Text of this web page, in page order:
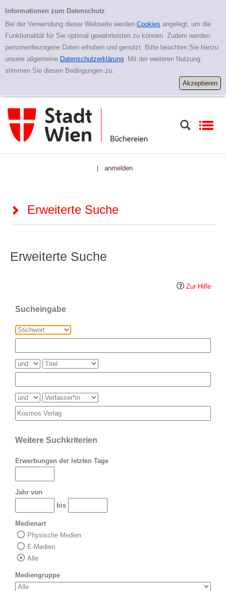
Erweiterte Suche
Informationen zum Datenschutz
Bei der Verwendung dieser Webseite werden Cookies angelegt, um die
Funktionalität für Sie optimal gewährleisten zu können. Zudem werden
personenbezogene Daten erhoben und genutzt. Bitte beachten Sie hierzu
unsere allgemeine Datenschutzerklärung. Mit der weiteren Nutzung
stimmen Sie diesen Bedingungen zu.
| anmelden
Erweiterte Suche
Erweiterte Suche
Zur Hilfe
Sucheingabe
Weitere Suchkriterien
Erwerbungen der letzten Tage
Jahr von
bis
Medienart
Physische Medien
E-Medien
Alle
Mediengruppe